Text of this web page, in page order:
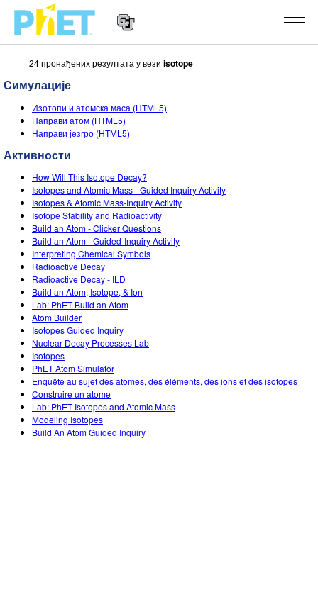
Претрага
вебсајта
Navigation
СИМУЛАЦИЈЕ
Све симулације
Физика
Математика & Статистика
Хемија
Земља& Свемир
Биологија
Преведене симулације
Customizable Sims
STUDIO
About Studio
Customizable Sims
Start a Free Trial
Purchase a License
УЧЕЊЕ
Претражи активности
Подели своје активности
Activity Contribution Guidelines
Виртуелне радионице
Professional Learning with PhET
Teaching with PhET
ИСТРАЖИВАЊА
ИНИЦИЈАТИВЕ
Инклузивни дизајн
PhET Глобал
Data Fluency
DEIB in STEM Ed
SceneryStack OSE
Impact Report
ПРИЈАВИТЕ СЕ / РЕГИСТРУЈТЕ СЕ
ПРИЈАВИТЕ СЕ / РЕГИСТРУЈТЕ СЕ
24 пронађених резултата у вези isotope
Симулације
Изотопи и атомска маса (HTML5)
Направи атом (HTML5)
Направи језгро (HTML5)
Активности
How Will This Isotope Decay?
Isotopes and Atomic Mass - Guided Inquiry Activity
Isotopes & Atomic Mass-Inquiry Activity
Isotope Stability and Radioactivity
Build an Atom - Clicker Questions
Build an Atom - Guided-Inquiry Activity
Interpreting Chemical Symbols
Radioactive Decay
Radioactive Decay - ILD
Build an Atom, Isotope, & Ion
Lab: PhET Build an Atom
Atom Builder
Isotopes Guided Inquiry
Nuclear Decay Processes Lab
Isotopes
PhET Atom Simulator
Enquête au sujet des atomes, des éléments, des ions et des isotopes
Construire un atome
Lab: PhET Isotopes and Atomic Mass
Modeling Isotopes
Build An Atom Guided Inquiry